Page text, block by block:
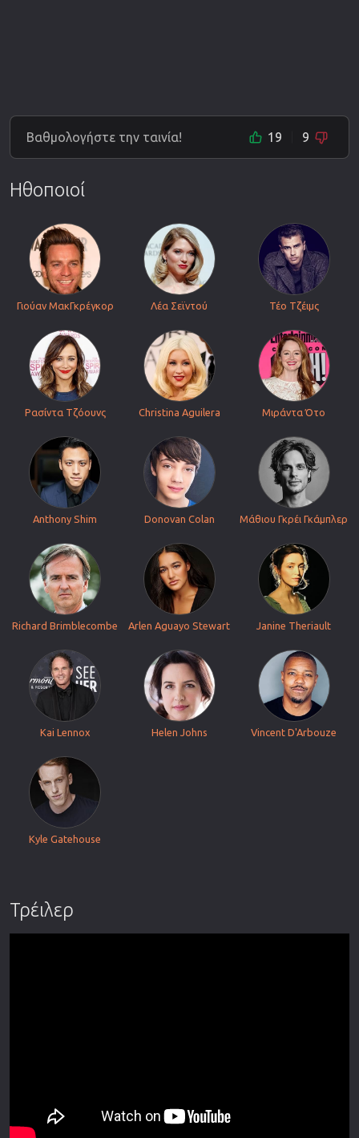
Βαθμολογήστε την ταινία! 19 9
Ηθοποιοί
Γιούαν ΜακΓκρέγκορ Λέα Σεϊντού Τέο Τζέιμς
Ρασίντα Τζόουνς Christina Aguilera Μιράντα Ότο
Anthony Shim Donovan Colan Μάθιου Γκρέι Γκάμπλερ
Richard Brimblecombe Arlen Aguayo Stewart Janine Theriault
Kai Lennox Helen Johns Vincent D'Arbouze
Kyle Gatehouse
Τρέιλερ